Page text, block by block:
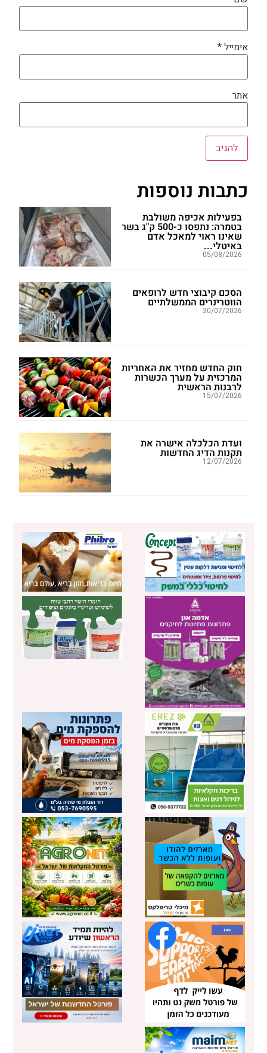
אימייל*
אתר
כתבות נוספות
בפעילות אכיפה משולבת
בטמרה: נתפסו כ-500 ק"ג בשר
שאינו ראוי למאכל אדם
באיטלי...
05/08/2026
הסכם קיבוצי חדש לרופאים
הווטרינרים הממשלתיים
30/07/2026
חוק החדש מחזיר את האחריות
המרכזית על מערך הכשרות
לרבנות הראשית
15/07/2026
ועדת הכלכלה אישרה את
תקנות הדיג החדשות
12/07/2026